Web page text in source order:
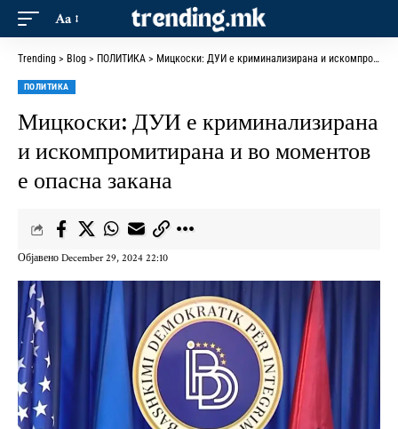
Aa
Trending > Blog > ПОЛИТИКА > Мицкоски: ДУИ е криминализирана и искомпромитирана и во моментов е опасна закана
ПОЛИТИКА
Мицкоски: ДУИ е криминализирана
и искомпромитирана и во моментов
е опасна закана
Објавено December 29, 2024 22:10